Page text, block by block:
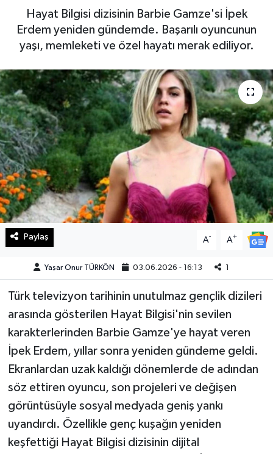
Hayat Bilgisi dizisinin Barbie Gamze'si İpek
Erdem yeniden gündemde. Başarılı oyuncunun
yaşı, memleketi ve özel hayatı merak ediliyor.
Paylaş A- A+
Yaşar Onur TÜRKÖN 03.06.2026 - 16:13 1
Türk televizyon tarihinin unutulmaz gençlik dizileri
arasında gösterilen Hayat Bilgisi'nin sevilen
karakterlerinden Barbie Gamze'ye hayat veren
İpek Erdem, yıllar sonra yeniden gündeme geldi.
Ekranlardan uzak kaldığı dönemlerde de adından
söz ettiren oyuncu, son projeleri ve değişen
görüntüsüyle sosyal medyada geniş yankı
uyandırdı. Özellikle genç kuşağın yeniden
keşfettiği Hayat Bilgisi dizisinin dijital
Haberde İnsan
Kültür Sanat
Magazin
Manşet Altı
Manşetler
Resmi İlan
Sağlık
Spor
SürManşet
Teknoloji
Yaşam
KAHRAMANMARAŞ